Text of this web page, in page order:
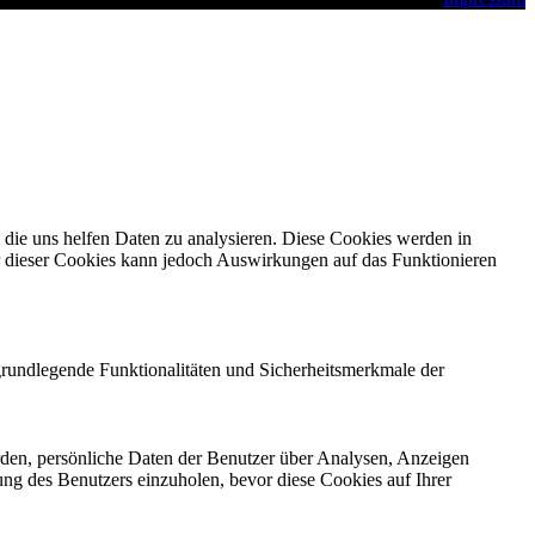
uns helfen Daten zu analysieren. Diese Cookies werden in
Cookies kann jedoch Auswirkungen auf das Funktionieren
Funktionalitäten und Sicherheitsmerkmale der
persönliche Daten der Benutzer über Analysen, Anzeigen
des Benutzers einzuholen, bevor diese Cookies auf Ihrer